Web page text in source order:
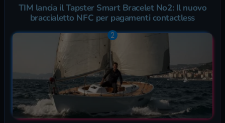
TIM lancia il Tapster Smart Bracelet No2: Il nuovo
braccialetto NFC per pagamenti contactless